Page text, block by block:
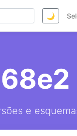
🌙
e